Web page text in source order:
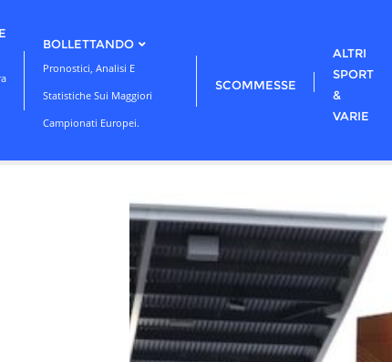
BOLLETTANDO
Pronostici, Analisi E
Statistiche Sui Maggiori
Campionati Europei.
SCOMMESSE
ALTRI
SPORT
&
VARIE